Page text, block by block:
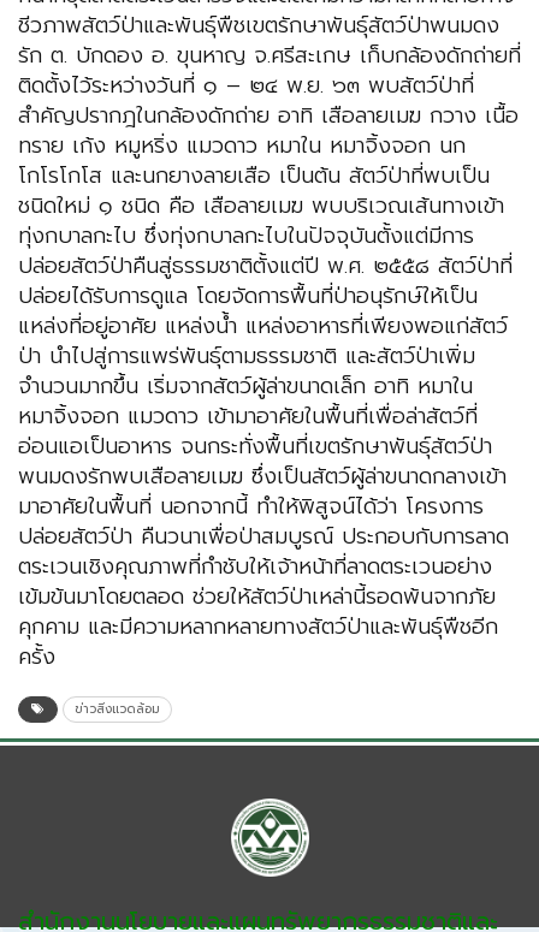
ชีวภาพสัตว์ป่าและพันธุ์พืชเขตรักษาพันธุ์สัตว์ป่าพนมดง
รัก ต. บักดอง อ. ขุนหาญ จ.ศรีสะเกษ เก็บกล้องดักถ่ายที่
ติดตั้งไว้ระหว่างวันที่ ๑ – ๒๔ พ.ย. ๖๓ พบสัตว์ป่าที่
สำคัญปรากฎในกล้องดักถ่าย อาทิ เสือลายเมฆ กวาง เนื้อ
ทราย​ เก้ง​ หมูหริ่ง แมวดาว หมาใน​ หมาจิ้งจอก นก
โกโรโกโส และนกยางลายเสือ​ เป็นต้น สัตว์ป่าที่พบเป็น
ชนิดใหม่ ๑ ชนิด คือ เสือลายเมฆ พบบริเวณเส้นทางเข้า
ทุ่งกบาลกะไบ ซึ่งทุ่งกบาลกะไบในปัจจุบันตั้งแต่มีการ
ปล่อยสัตว์ป่าคืนสู่ธรรมชาติตั้งแต่ปี พ.ศ. ๒๕๕๘ สัตว์ป่าที่
ปล่อยได้รับการดูแล โดยจัดการพื้นที่ป่าอนุรักษ์ให้เป็น
แหล่งที่อยู่อาศัย แหล่งน้ำ แหล่งอาหารที่เพียงพอแก่สัตว์
ป่า นำไปสู่การแพร่พันธุ์ตามธรรมชาติ และสัตว์ป่าเพิ่ม
จำนวนมากขึ้น เริ่มจากสัตว์ผู้ล่าขนาดเล็ก อาทิ หมาใน
หมาจิ้งจอก แมวดาว เข้ามาอาศัยในพื้นที่เพื่อล่าสัตว์ที่
อ่อนแอเป็นอาหาร จนกระทั่งพื้นที่เขตรักษาพันธุ์สัตว์ป่า
พนมดงรักพบเสือลายเมฆ ซึ่งเป็นสัตว์ผู้ล่าขนาดกลางเข้า
มาอาศัยในพื้นที่ นอกจากนี้ ทำให้พิสูจน์ได้ว่า โครงการ
ปล่อยสัตว์ป่า คืนวนาเพื่อป่าสมบูรณ์ ประกอบกับการลาด
ตระเวนเชิงคุณภาพที่กำชับให้เจ้าหน้าที่ลาดตระเวนอย่าง
เข้มข้นมาโดยตลอด ช่วยให้สัตว์ป่าเหล่านี้รอดพ้นจากภัย
คุกคาม และมีความหลากหลายทางสัตว์ป่าและพันธุ์พืชอีก
ครั้ง
ข่าวสิ่งแวดล้อม
สำนักงานนโยบายและแผนทรัพยากรธรรมชาติและ